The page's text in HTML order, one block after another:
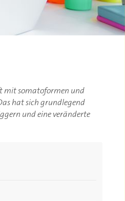
mit somatoformen und
hat sich grundlegend
und eine veränderte